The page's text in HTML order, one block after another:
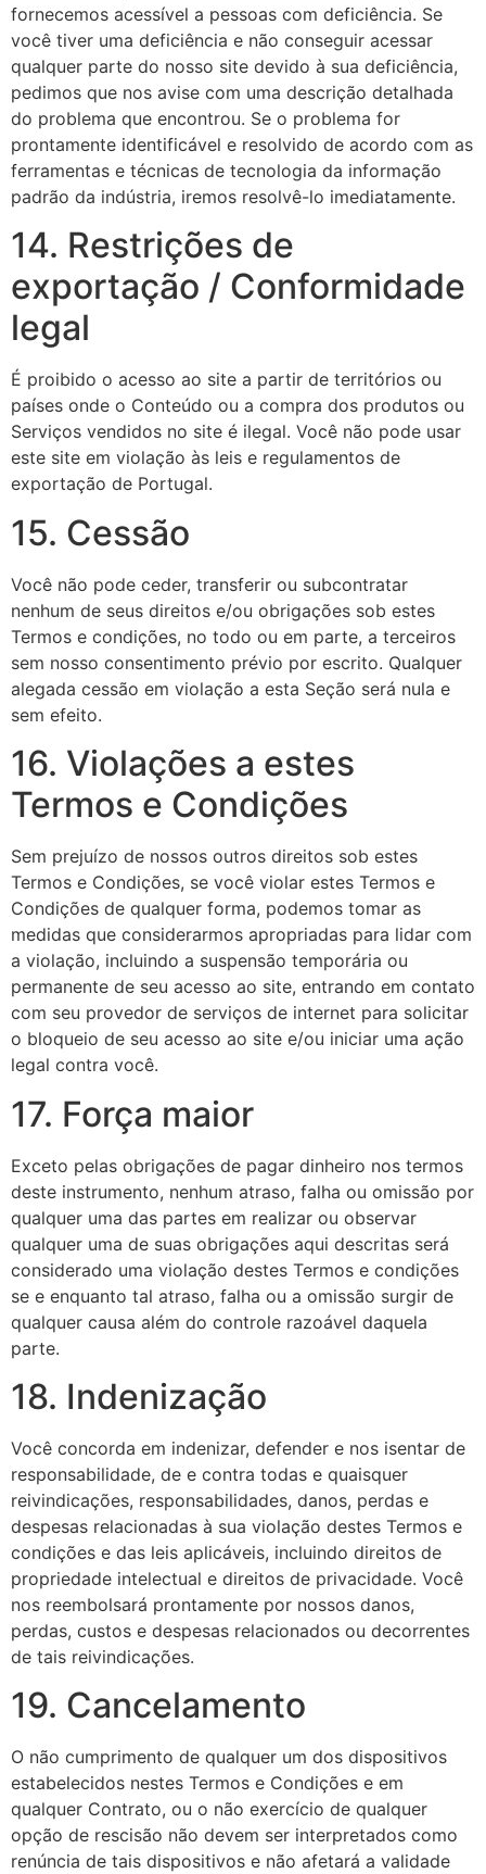
fornecemos acessível a pessoas com deficiência. Se
você tiver uma deficiência e não conseguir acessar
qualquer parte do nosso site devido à sua deficiência,
pedimos que nos avise com uma descrição detalhada
do problema que encontrou. Se o problema for
prontamente identificável e resolvido de acordo com as
ferramentas e técnicas de tecnologia da informação
padrão da indústria, iremos resolvê-lo imediatamente.
14. Restrições de
exportação / Conformidade
legal
É proibido o acesso ao site a partir de territórios ou
países onde o Conteúdo ou a compra dos produtos ou
Serviços vendidos no site é ilegal. Você não pode usar
este site em violação às leis e regulamentos de
exportação de Portugal.
15. Cessão
Você não pode ceder, transferir ou subcontratar
nenhum de seus direitos e/ou obrigações sob estes
Termos e condições, no todo ou em parte, a terceiros
sem nosso consentimento prévio por escrito. Qualquer
alegada cessão em violação a esta Seção será nula e
sem efeito.
16. Violações a estes
Termos e Condições
Sem prejuízo de nossos outros direitos sob estes
Termos e Condições, se você violar estes Termos e
Condições de qualquer forma, podemos tomar as
medidas que considerarmos apropriadas para lidar com
a violação, incluindo a suspensão temporária ou
permanente de seu acesso ao site, entrando em contato
com seu provedor de serviços de internet para solicitar
o bloqueio de seu acesso ao site e/ou iniciar uma ação
legal contra você.
17. Força maior
Exceto pelas obrigações de pagar dinheiro nos termos
deste instrumento, nenhum atraso, falha ou omissão por
qualquer uma das partes em realizar ou observar
qualquer uma de suas obrigações aqui descritas será
considerado uma violação destes Termos e condições
se e enquanto tal atraso, falha ou a omissão surgir de
qualquer causa além do controle razoável daquela
parte.
18. Indenização
Você concorda em indenizar, defender e nos isentar de
responsabilidade, de e contra todas e quaisquer
reivindicações, responsabilidades, danos, perdas e
despesas relacionadas à sua violação destes Termos e
condições e das leis aplicáveis, incluindo direitos de
propriedade intelectual e direitos de privacidade. Você
nos reembolsará prontamente por nossos danos,
perdas, custos e despesas relacionados ou decorrentes
de tais reivindicações.
19. Cancelamento
O não cumprimento de qualquer um dos dispositivos
estabelecidos nestes Termos e Condições e em
qualquer Contrato, ou o não exercício de qualquer
opção de rescisão não devem ser interpretados como
renúncia de tais dispositivos e não afetará a validade